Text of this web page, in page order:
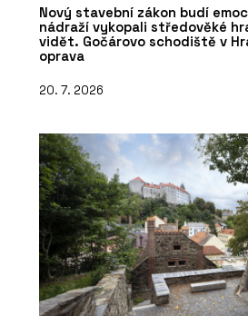
Nový stavební zákon budí
nádraží vykopali středověké
vidět. Gočárovo schodiště v
oprava
20. 7. 2026